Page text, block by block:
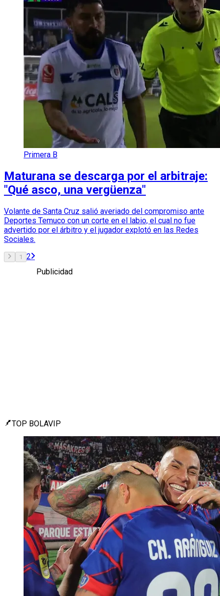
Primera B
Maturana se descarga por el arbitraje:
"Qué asco, una vergüenza"
Volante de Santa Cruz salió averiado del compromiso ante
Deportes Temuco con un corte en el labio, el cual no fue
advertido por el árbitro y el jugador explotó en las Redes
Sociales.
1
2
Publicidad
TOP BOLAVIP